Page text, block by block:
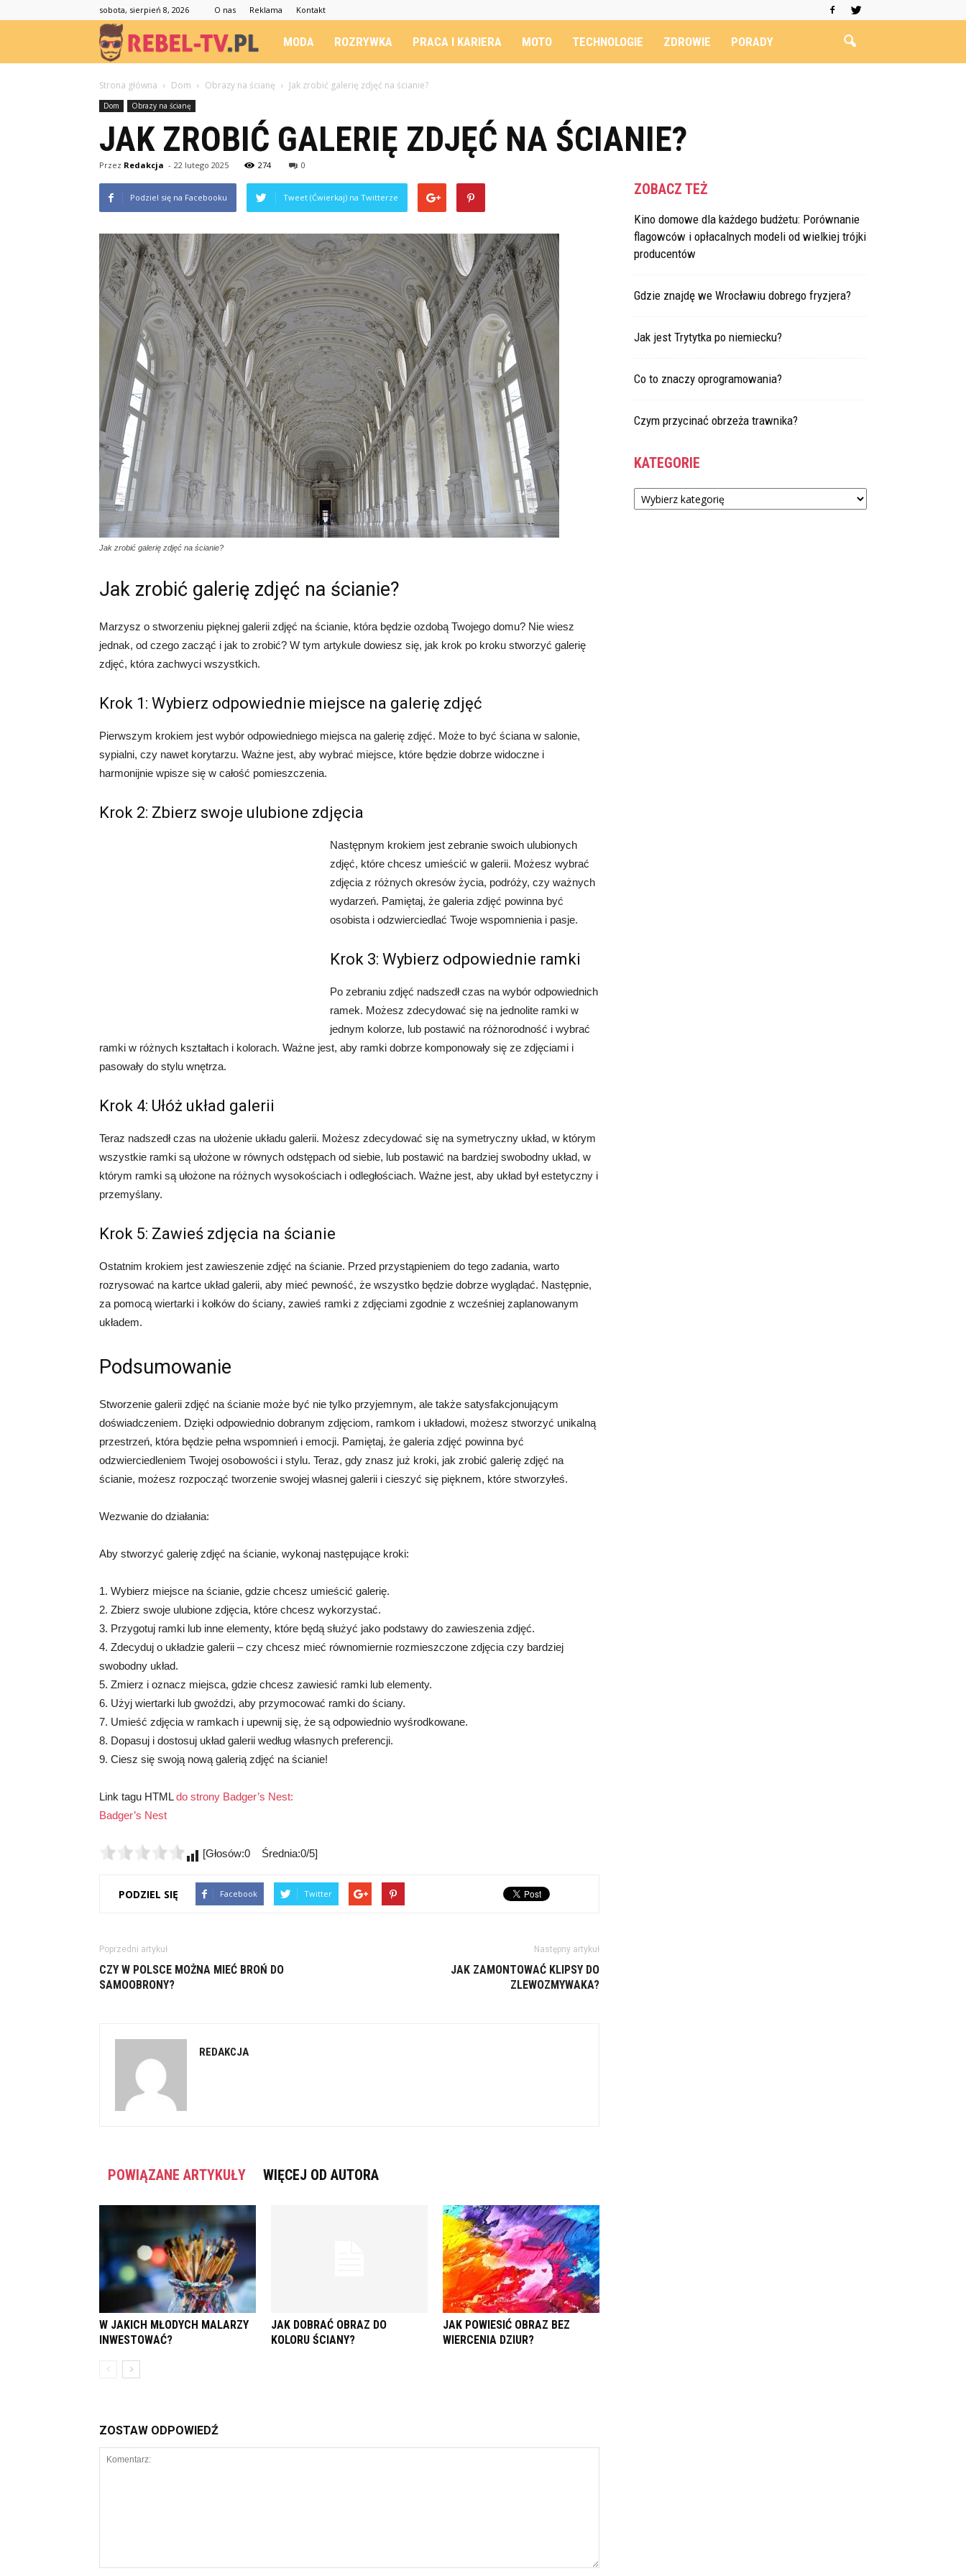
sobota, sierpień 8, 2026 O nas Reklama Kontakt
Rebel-
TV.pl
MODA ROZRYWKA PRACA I KARIERA MOTO TECHNOLOGIE ZDROWIE PORADY
Strona główna Dom Obrazy na ścianę Jak zrobić galerię zdjęć na ścianie?
Dom Obrazy na ścianę
JAK ZROBIĆ GALERIĘ ZDJĘĆ NA ŚCIANIE?
Przez Redakcja - 22 lutego 2025 274 0
Podziel się na Facebooku Tweet (Ćwierkaj) na Twitterze
Jak zrobić galerię zdjęć na ścianie?
Jak zrobić galerię zdjęć na ścianie?
Marzysz o stworzeniu pięknej galerii zdjęć na ścianie, która będzie ozdobą Twojego domu? Nie wiesz
jednak, od czego zacząć i jak to zrobić? W tym artykule dowiesz się, jak krok po kroku stworzyć galerię
zdjęć, która zachwyci wszystkich.
Krok 1: Wybierz odpowiednie miejsce na galerię zdjęć
Pierwszym krokiem jest wybór odpowiedniego miejsca na galerię zdjęć. Może to być ściana w salonie,
sypialni, czy nawet korytarzu. Ważne jest, aby wybrać miejsce, które będzie dobrze widoczne i
harmonijnie wpisze się w całość pomieszczenia.
Krok 2: Zbierz swoje ulubione zdjęcia
Następnym krokiem jest zebranie swoich ulubionych
zdjęć, które chcesz umieścić w galerii. Możesz wybrać
zdjęcia z różnych okresów życia, podróży, czy ważnych
wydarzeń. Pamiętaj, że galeria zdjęć powinna być
osobista i odzwierciedlać Twoje wspomnienia i pasje.
Krok 3: Wybierz odpowiednie ramki
Po zebraniu zdjęć nadszedł czas na wybór odpowiednich
ramek. Możesz zdecydować się na jednolite ramki w
jednym kolorze, lub postawić na różnorodność i wybrać
ramki w różnych kształtach i kolorach. Ważne jest, aby ramki dobrze komponowały się ze zdjęciami i
pasowały do stylu wnętrza.
Krok 4: Ułóż układ galerii
Teraz nadszedł czas na ułożenie układu galerii. Możesz zdecydować się na symetryczny układ, w którym
wszystkie ramki są ułożone w równych odstępach od siebie, lub postawić na bardziej swobodny układ, w
którym ramki są ułożone na różnych wysokościach i odległościach. Ważne jest, aby układ był estetyczny i
przemyślany.
Krok 5: Zawieś zdjęcia na ścianie
Ostatnim krokiem jest zawieszenie zdjęć na ścianie. Przed przystąpieniem do tego zadania, warto
rozrysować na kartce układ galerii, aby mieć pewność, że wszystko będzie dobrze wyglądać. Następnie,
za pomocą wiertarki i kołków do ściany, zawieś ramki z zdjęciami zgodnie z wcześniej zaplanowanym
układem.
Podsumowanie
Stworzenie galerii zdjęć na ścianie może być nie tylko przyjemnym, ale także satysfakcjonującym
doświadczeniem. Dzięki odpowiednio dobranym zdjęciom, ramkom i układowi, możesz stworzyć unikalną
przestrzeń, która będzie pełna wspomnień i emocji. Pamiętaj, że galeria zdjęć powinna być
odzwierciedleniem Twojej osobowości i stylu. Teraz, gdy znasz już kroki, jak zrobić galerię zdjęć na
ścianie, możesz rozpocząć tworzenie swojej własnej galerii i cieszyć się pięknem, które stworzyłeś.
Wezwanie do działania:
Aby stworzyć galerię zdjęć na ścianie, wykonaj następujące kroki:
1. Wybierz miejsce na ścianie, gdzie chcesz umieścić galerię.
2. Zbierz swoje ulubione zdjęcia, które chcesz wykorzystać.
3. Przygotuj ramki lub inne elementy, które będą służyć jako podstawy do zawieszenia zdjęć.
4. Zdecyduj o układzie galerii – czy chcesz mieć równomiernie rozmieszczone zdjęcia czy bardziej
swobodny układ.
5. Zmierz i oznacz miejsca, gdzie chcesz zawiesić ramki lub elementy.
6. Użyj wiertarki lub gwoździ, aby przymocować ramki do ściany.
7. Umieść zdjęcia w ramkach i upewnij się, że są odpowiednio wyśrodkowane.
8. Dopasuj i dostosuj układ galerii według własnych preferencji.
9. Ciesz się swoją nową galerią zdjęć na ścianie!
Link tagu HTMLdo strony Badger’s Nest:
Badger’s Nest
[Głosów:0 Średnia:0/5]
PODZIEL SIĘ Facebook Twitter
Poprzedni artykuł
CZY W POLSCE MOŻNA MIEĆ BROŃ DO
SAMOOBRONY?
Następny artykuł
JAK ZAMONTOWAĆ KLIPSY DO
ZLEWOZMYWAKA?
REDAKCJA
POWIĄZANE ARTYKUŁY WIĘCEJ OD AUTORA
W JAKICH MŁODYCH MALARZY
INWESTOWAĆ?
JAK DOBRAĆ OBRAZ DO
KOLORU ŚCIANY?
JAK POWIESIĆ OBRAZ BEZ
WIERCENIA DZIUR?
ZOSTAW ODPOWIEDŹ
ZOBACZ TEŻ
Kino domowe dla każdego budżetu: Porównanie
flagowców i opłacalnych modeli od wielkiej trójki
producentów
Gdzie znajdę we Wrocławiu dobrego fryzjera?
Jak jest Trytytka po niemiecku?
Co to znaczy oprogramowania?
Czym przycinać obrzeża trawnika?
KATEGORIE
Kategorie